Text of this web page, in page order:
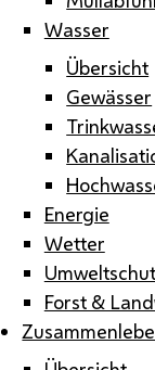
Wasser
Übersicht
Gewässer
Energie
Wetter
Forst &